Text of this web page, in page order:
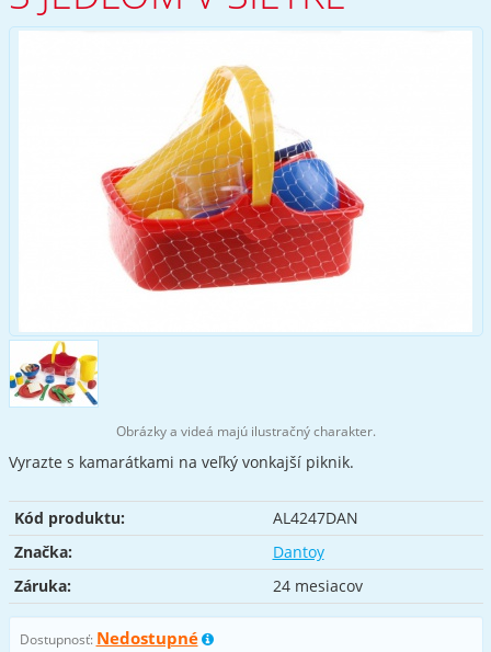
Obrázky a videá majú ilustračný charakter.
Vyrazte s kamarátkami na veľký vonkajší piknik.
Kód produktu:
AL4247DAN
Značka:
Dantoy
Záruka:
24 mesiacov
Dostupnosť: Nedostupné